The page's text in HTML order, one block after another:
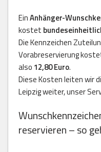
EinAnhänger-
kostet
Die Kennzeichen
Vorabreservierung
also 12,80 Euro.
Diese Kosten leiten wir
Leipzig weiter, unser
reservieren – so